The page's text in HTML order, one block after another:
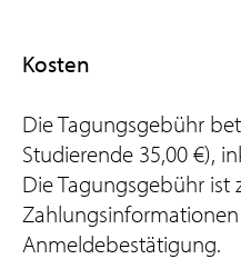
Kosten
Die Tagungsgebühr
Studierende 35,00 €),
Die Tagungsgebühr
Anmeldebestätigung.